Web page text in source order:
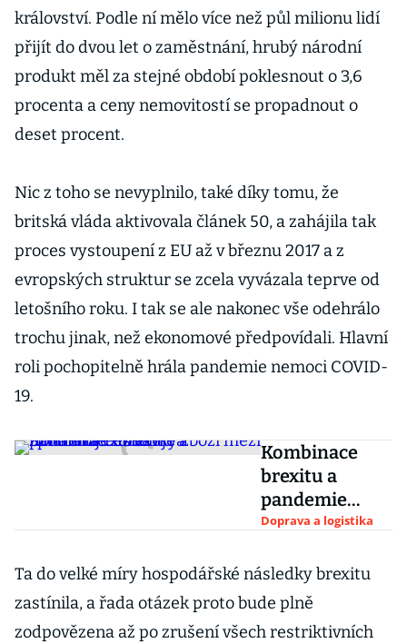
království. Podle ní mělo více než půl milionu lidí
přijít do dvou let o zaměstnání, hrubý národní
produkt měl za stejné období poklesnout o 3,6
procenta a ceny nemovitostí se propadnout o
deset procent.
Nic z toho se nevyplnilo, také díky tomu, že
britská vláda aktivovala článek 50, a zahájila tak
proces vystoupení z EU až v březnu 2017 a z
evropských struktur se zcela vyvázala teprve od
letošního roku. I tak se ale nakonec vše odehrálo
trochu jinak, než ekonomové předpovídali. Hlavní
roli pochopitelně hrála pandemie nemoci COVID-
19.
Kombinace
brexitu a
pandemie
zdražuje a
dodávky zboží
mezi Británií a
Českem
Doprava a logistika
Ta do velké míry hospodářské následky brexitu
zastínila, a řada otázek proto bude plně
zodpovězena až po zrušení všech restriktivních